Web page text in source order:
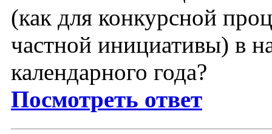
(как для конкурсной
частной инициативы) в
календарного года?
Посмотреть ответ